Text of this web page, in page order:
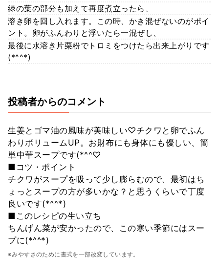
緑の葉の部分も加えて再度煮立ったら、
溶き卵を回し入れます。この時、かき混ぜないのがポイ
ント。卵がふんわりと浮いたら一混ぜし、
最後に水溶き片栗粉でトロミをつけたら出来上がりです
(*^^*)
投稿者からのコメント
生姜とゴマ油の風味が美味しい♡チクワと卵でふん
わりボリュームUP。お財布にも身体にも優しい、簡
単中華スープです(*^^♡
■コツ・ポイント
チクワがスープを吸って少し膨らむので、最初はち
ょっとスープの方が多いかな？と思うくらいで丁度
良いです(*^^*)
■このレシピの生い立ち
ちんげん菜が安かったので、この寒い季節にはスー
プに(*^^*)
※みやすさのために書式を一部改変しています。